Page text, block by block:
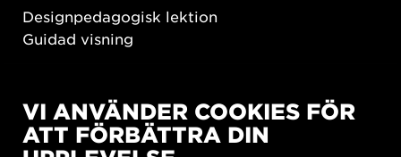
Designpedagogisk lektion
Guidad visning
New European Bauhaus
SUSTAINORDIC
VI ANVÄNDER COOKIES FÖR
ATT FÖRBÄTTRA DIN